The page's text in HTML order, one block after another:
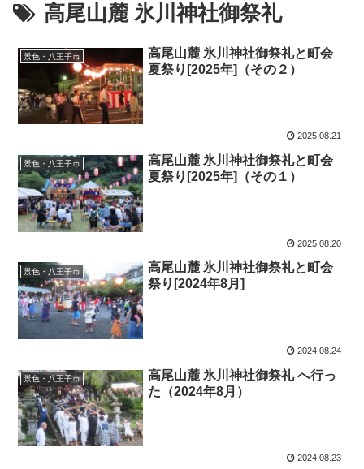
高尾山麓 氷川神社御祭礼
景色・八王子市
高尾山麓 氷川神社御祭礼と町会
夏祭り[2025年]（その２）
2025.08.21
景色・八王子市
高尾山麓 氷川神社御祭礼と町会
夏祭り[2025年]（その１）
2025.08.20
景色・八王子市
高尾山麓 氷川神社御祭礼と町会
祭り[2024年8月]
2024.08.24
景色・八王子市
高尾山麓 氷川神社御祭礼 へ行っ
た（2024年8月）
2024.08.23